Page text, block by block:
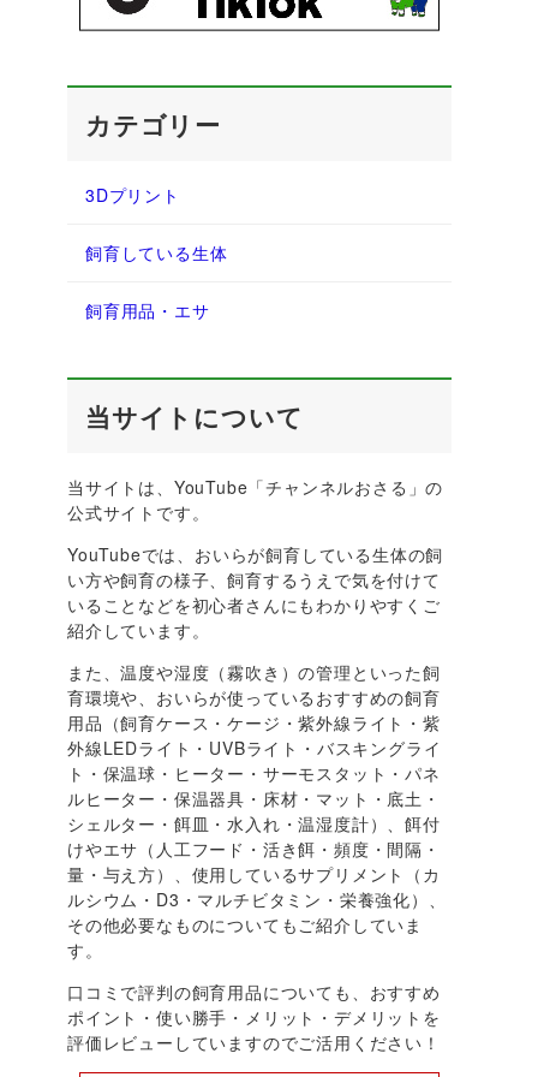
カテゴリー
3Dプリント
飼育している生体
飼育用品・エサ
当サイトについて
当サイトは、YouTube「チャンネルおさる」の
公式サイトです。
YouTubeでは、おいらが飼育している生体の飼
い方や飼育の様子、飼育するうえで気を付けて
いることなどを初心者さんにもわかりやすくご
紹介しています。
また、温度や湿度（霧吹き）の管理といった飼
育環境や、おいらが使っているおすすめの飼育
用品（飼育ケース・ケージ・紫外線ライト・紫
外線LEDライト・UVBライト・バスキングライ
ト・保温球・ヒーター・サーモスタット・パネ
ルヒーター・保温器具・床材・マット・底土・
シェルター・餌皿・水入れ・温湿度計）、餌付
けやエサ（人工フード・活き餌・頻度・間隔・
量・与え方）、使用しているサプリメント（カ
ルシウム・D3・マルチビタミン・栄養強化）、
その他必要なものについてもご紹介していま
す。
口コミで評判の飼育用品についても、おすすめ
ポイント・使い勝手・メリット・デメリットを
評価レビューしていますのでご活用ください！